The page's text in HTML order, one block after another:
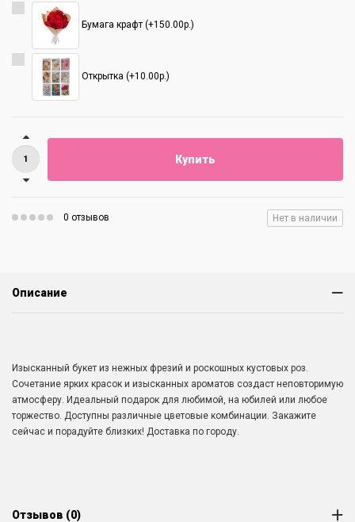
Бумага крафт (+150.00р.)
Открытка (+10.00р.)
Купить
0 отзывов Нет в наличии
Описание
Изысканный букет из нежных фрезий и роскошных кустовых роз.
Сочетание ярких красок и изысканных ароматов создаст неповторимую
атмосферу. Идеальный подарок для любимой, на юбилей или любое
торжество. Доступны различные цветовые комбинации. Закажите
сейчас и порадуйте близких! Доставка по городу.
Отзывов (0)